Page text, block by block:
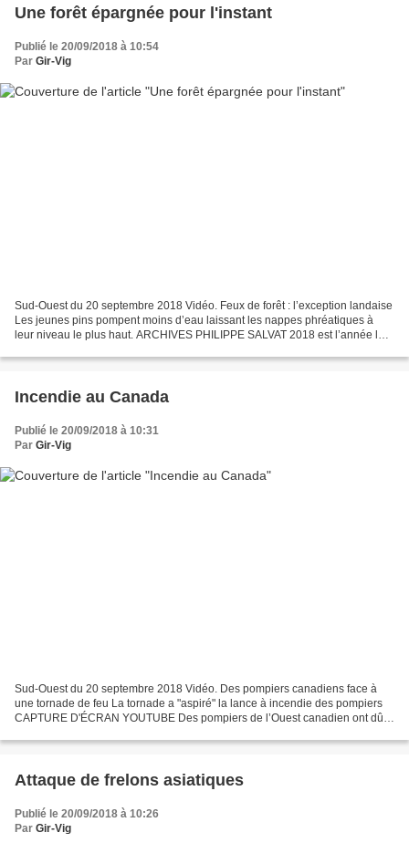
Une forêt épargnée pour l'instant
Publié le 20/09/2018 à 10:54
Par Gir-Vig
Sud-Ouest du 20 septembre 2018 Vidéo. Feux de forêt : l’exception landaise
Les jeunes pins pompent moins d’eau laissant les nappes phréatiques à
leur niveau le plus haut. ARCHIVES PHILIPPE SALVAT 2018 est l’année la
Incendie au Canada
Publié le 20/09/2018 à 10:31
Par Gir-Vig
Sud-Ouest du 20 septembre 2018 Vidéo. Des pompiers canadiens face à
une tornade de feu La tornade a "aspiré" la lance à incendie des pompiers
CAPTURE D'ÉCRAN YOUTUBE Des pompiers de l’Ouest canadien ont dû
Attaque de frelons asiatiques
Publié le 20/09/2018 à 10:26
Par Gir-Vig